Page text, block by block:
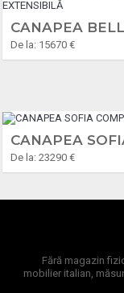
De la: 15670 €
De la: 23290 €
Fără magazin
mobilier italian,